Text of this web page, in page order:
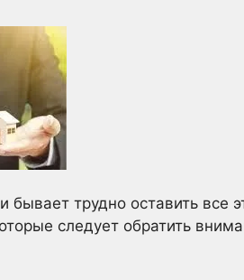
трудно оставить все
следует обратить